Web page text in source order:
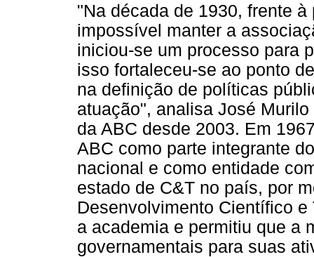
"Na década de 1930, frente
impossível manter a
iniciou-se um processo para
isso fortaleceu-se ao ponto
na definição de políticas
atuação", analisa José
da ABC desde 2003. Em
ABC como parte integrante
nacional e como entidade
estado de C&T no país, por
Desenvolvimento Científico
a academia e permitiu que a
governamentais para suas